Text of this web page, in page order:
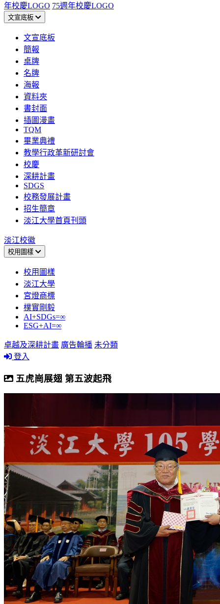
年校慶LOGO 75週年校慶LOGO
文宣底板
文宣底板
簡報
桌牌
名牌
海報
資料夾
書封面
插圖漫畫
TQM
畢業典禮
教學行政革新研討會
校慶
深耕計畫
SDGS
校務發展計畫
招生簡章
淡江大學首頁刊頭
淡江校徽
校用圖樣
校用圖樣
淡江大學
宮燈商標
樸實剛毅
AI+SDGs=∞
ESG+AI=∞
卓越及深耕計畫 廣告輪播 未分類
登入
五虎崗展翅 第五波起飛